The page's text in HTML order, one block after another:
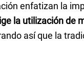
enfatizan la
la utilización de
así que la